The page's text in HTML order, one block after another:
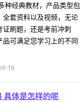
种经典教材，产品类型包
全套资料以及视频，无论
证刷题，还是考前冲刺
品可满足您学习上的不同
19
具体是怎样的呢